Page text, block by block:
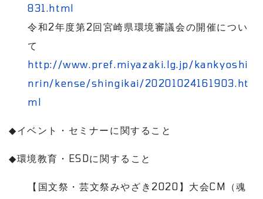
831.html
令和2年度第2回宮崎県環境審議会の開催につい
て
http://www.pref.miyazaki.lg.jp/kankyoshi
nrin/kense/shingikai/20201024161903.ht
ml
◆イベント・セミナーに関すること
◆環境教育・ ESDに関すること
【国文祭・芸文祭みやざき 2020 】大会CM （魂